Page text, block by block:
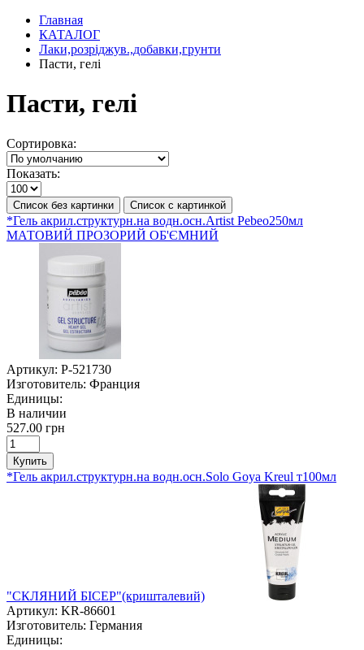
Главная
КАТАЛОГ
Лаки,розріджув.,добавки,грунти
Пасти, гелі
Пасти, гелі
Сортировка:
Показать:
Список без картинки Список с картинкой
*Гель акрил.структурн.на водн.осн.Artist Pebeo250мл
МАТОВИЙ ПРОЗОРИЙ ОБ'ЄМНИЙ
Артикул: P-521730
Изготовитель: Франция
Единицы:
В наличии
527.00 грн
Купить
*Гель акрил.структурн.на водн.осн.Solo Goya Kreul т100мл
"СКЛЯНИЙ БІСЕР"(кришталевий)
Артикул: KR-86601
Изготовитель: Германия
Единицы: